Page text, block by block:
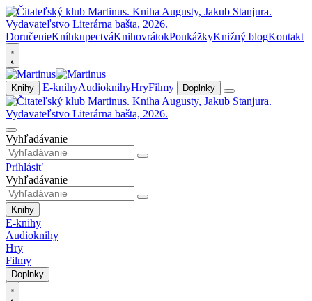
DoručenieKníhkupectváKnihovrátokPoukážkyKnižný blogKontakt
Knihy E-knihyAudioknihyHryFilmy Doplnky
Vyhľadávanie
Prihlásiť
Vyhľadávanie
Knihy
E-knihy
Audioknihy
Hry
Filmy
Doplnky